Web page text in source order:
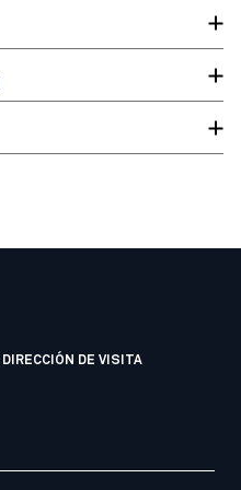
DIRECCIÓN DE VISITA